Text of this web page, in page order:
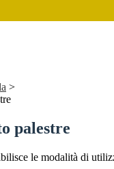
>
palestre
le modalità di